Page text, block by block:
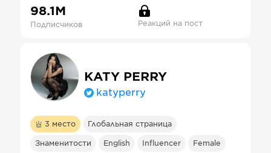
98.1М
Подписчиков Реакций на пост
KATY PERRY
katyperry
3 место Глобальная страница
Знаменитости English Influencer Female